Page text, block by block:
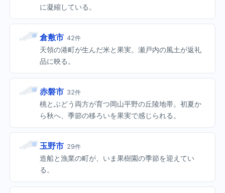
に凝縮している。
倉敷市 42件
天領の港町が生んだ米と果実。瀬戸内の風土が返礼
品に映る。
赤磐市 32件
桃とぶどう両方が育つ岡山平野の丘陵地帯。初夏か
ら秋へ、季節の移ろいを果実で感じられる。
玉野市 29件
造船と漁業の町が、いま果樹園の季節を迎えてい
る。